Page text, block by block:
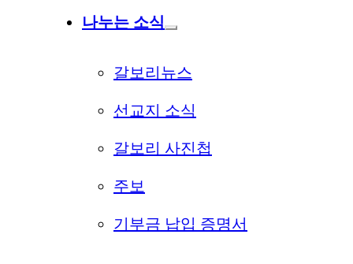
나누는 소식
갈보리뉴스
선교지 소식
갈보리 사진첩
주보
기부금 납입 증명서